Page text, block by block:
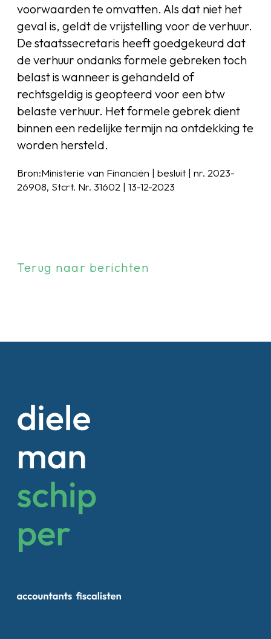
voorwaarden te omvatten. Als dat niet het
geval is, geldt de vrijstelling voor de verhuur.
De staatssecretaris heeft goedgekeurd dat
de verhuur ondanks formele gebreken toch
belast is wanneer is gehandeld of
rechtsgeldig is geopteerd voor een btw
belaste verhuur. Het formele gebrek dient
binnen een redelijke termijn na ontdekking te
worden hersteld.
Bron:Ministerie van Financiën | besluit | nr. 2023-
26908, Stcrt. Nr. 31602 | 13-12-2023
Terug naar berichten